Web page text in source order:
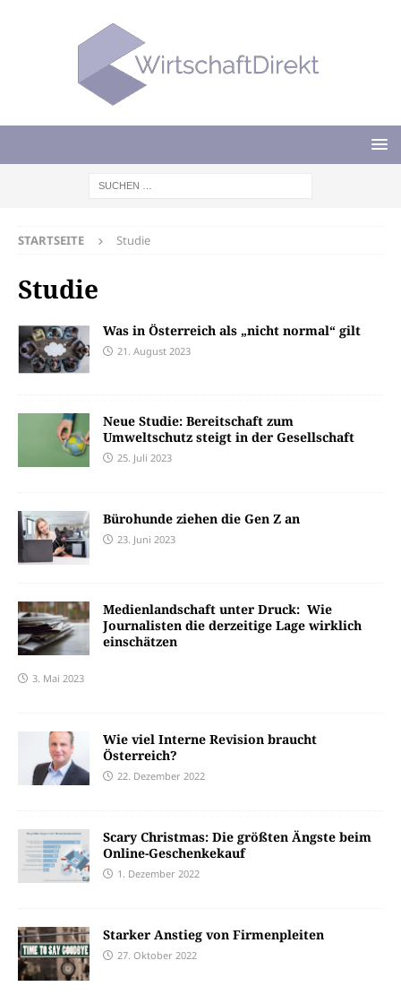
STARTSEITE Studie
Studie
Was in Österreich als „nicht normal“ gilt
21. August 2023
Neue Studie: Bereitschaft zum
Umweltschutz steigt in der Gesellschaft
25. Juli 2023
Bürohunde ziehen die Gen Z an
23. Juni 2023
Medienlandschaft unter Druck: Wie
Journalisten die derzeitige Lage wirklich
einschätzen
3. Mai 2023
Wie viel Interne Revision braucht
Österreich?
22. Dezember 2022
Scary Christmas: Die größten Ängste beim
Online-Geschenkekauf
1. Dezember 2022
Starker Anstieg von Firmenpleiten
27. Oktober 2022